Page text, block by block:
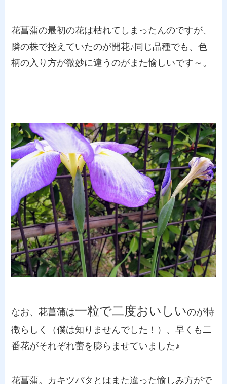
花菖蒲の最初の花は枯れてしまったんのですが、
隣の株で控えていたのが開花♪同じ品種でも、色
柄の入り方が微妙に違うのがまた愉しいです～。
なお、花菖蒲は一粒で二度おいしいのが特
徴らしく（僕は知りませんでした！）、早くも二
番花がそれぞれ蕾を膨らませていました♪
花菖蒲。カキツバタとはまた違った愉しみ方がで